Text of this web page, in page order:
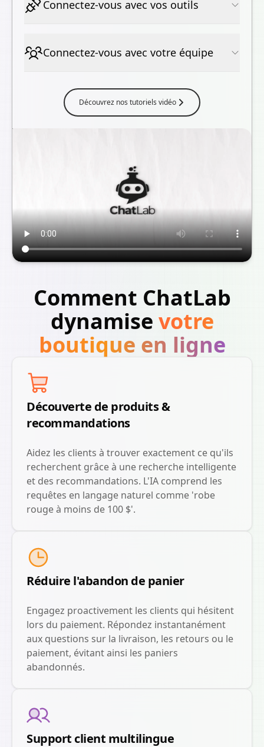
Connectez-vous avec vos outils
Connectez-vous avec votre équipe
Découvrez nos tutoriels vidéo
Comment ChatLab
dynamise votre
boutique en ligne
Découverte de produits &
recommandations
Aidez les clients à trouver exactement ce qu'ils
recherchent grâce à une recherche intelligente
et des recommandations. L'IA comprend les
requêtes en langage naturel comme 'robe
rouge à moins de 100 $'.
Réduire l'abandon de panier
Engagez proactivement les clients qui hésitent
lors du paiement. Répondez instantanément
aux questions sur la livraison, les retours ou le
paiement, évitant ainsi les paniers
abandonnés.
Support client multilingue